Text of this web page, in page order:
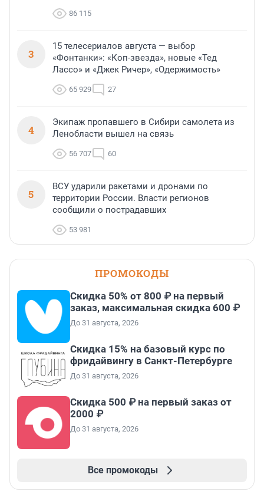
86 115
3
15 телесериалов августа — выбор
«Фонтанки»: «Коп-звезда», новые «Тед
Лассо» и «Джек Ричер», «Одержимость»
65 929 27
4
Экипаж пропавшего в Сибири самолета из
Ленобласти вышел на связь
56 707 60
5
ВСУ ударили ракетами и дронами по
территории России. Власти регионов
сообщили о пострадавших
53 981
ПРОМОКОДЫ
Скидка 50% от 800 ₽ на первый
заказ, максимальная скидка 600 ₽
До 31 августа, 2026
Скидка 15% на базовый курс по
фридайвингу в Санкт-Петербурге
До 31 августа, 2026
Скидка 500 ₽ на первый заказ от
2000 ₽
До 31 августа, 2026
Все промокоды